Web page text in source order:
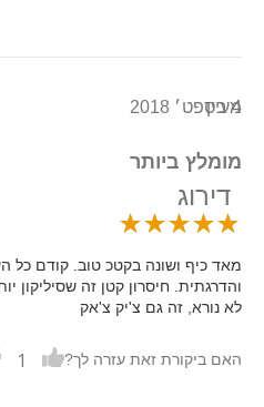
מעיין
4 בספט׳ 2018
מומלץ ביותר
דירוג
מאד כיף ושונה בקטכ טוב. קודם כל
והדרגתית. חיסרון קטן זה שסיליקון
לא נורא, זה גם צ'יק צ'אק
האם ביקורת זאת עזרה לך? 1